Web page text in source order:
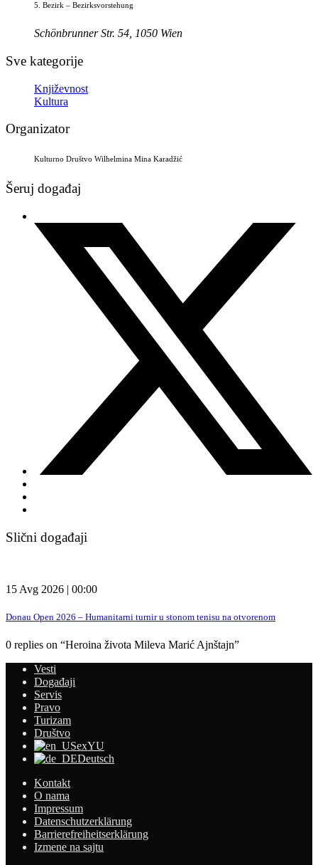
5. Bezirk – Bezirksvorstehung
Schönbrunner Str. 54, 1050 Wien
Sve kategorije
Književnost
Kultura
Organizator
Kulturno Društvo Wilhelmina Mina Karadžić
Šeruj događaj
Slični događaji
15 Avg 2026 | 00:00
Donau Open 2026 – Humanitarni turnir u stonom tenisu na otvorenom
0 replies on “Heroina života Mileva Marić Ajnštajn”
Vesti
Događaji
Servis
Pravo
Turizam
Društvo
exYU
Deutsch
Kontakt
O nama
Impressum
Datenschutzerklärung
Barrierefreiheitserklärung
Izmene na sajtu